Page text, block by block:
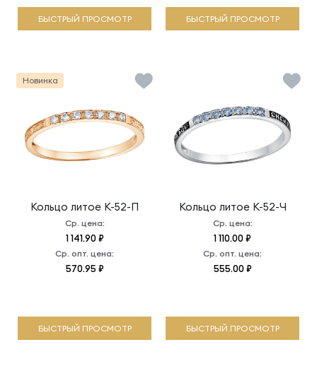
БЫСТРЫЙ ПРОСМОТР БЫСТРЫЙ ПРОСМОТР
Кольцо литое К-52-П
Ср. цена:
1 141.90 ₽
Ср. опт. цена:
570.95 ₽
Новинка
БЫСТРЫЙ ПРОСМОТР
Кольцо литое К-52-Ч
Ср. цена:
1 110.00 ₽
Ср. опт. цена:
555.00 ₽
БЫСТРЫЙ ПРОСМОТР